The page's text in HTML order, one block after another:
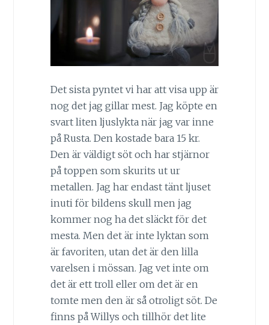
Det sista pyntet vi har att visa upp är
nog det jag gillar mest. Jag köpte en
svart liten ljuslykta när jag var inne
på Rusta. Den kostade bara 15 kr.
Den är väldigt söt och har stjärnor
på toppen som skurits ut ur
metallen. Jag har endast tänt ljuset
inuti för bildens skull men jag
kommer nog ha det släckt för det
mesta. Men det är inte lyktan som
är favoriten, utan det är den lilla
varelsen i mössan. Jag vet inte om
det är ett troll eller om det är en
tomte men den är så otroligt söt. De
finns på Willys och tillhör det lite